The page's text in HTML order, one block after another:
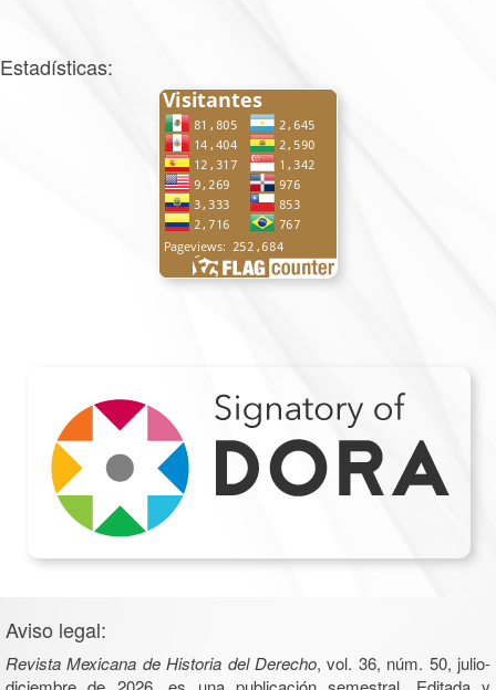
Estadísticas:
Aviso legal:
Revista Mexicana de Historia del Derecho, vol. 36, núm. 50, julio-